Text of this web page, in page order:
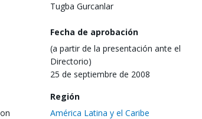
Tugba Gurcanlar
Fecha de aprobación
(a partir de la presentación ante el
Directorio)
25 de septiembre de 2008
Región
América Latina y el Caribe